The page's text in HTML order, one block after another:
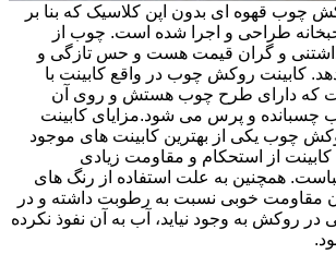
چوب قهوه ای بدون اپن کلاسیک که بنا بر
طراحی و اجرا شده است. چوب از
و گران قیمت هست و حس تازگی و
کابینت روکش چوب در واقع کابینت با
که دارای طرح چوب هستش و روی آن
و پرس می شود.مزایای کابینت
چوب یکی از بهترین کابینت های موجود
کابینت از استحکام و مقاومت زیادی
همچنین به علت استفاده از رنگ های
مقاومت خوبی نسبت به رطوبت داشته و در
روکش به وجود نیاید، آب به آن نفوذ نکرده